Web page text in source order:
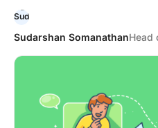
Sudarshan SomanathanHead